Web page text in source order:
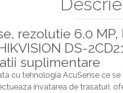
rezolutie 6.0
DS-
suplimentare
cu tehnologia AcuSense ce
invatarea de trasaturi,